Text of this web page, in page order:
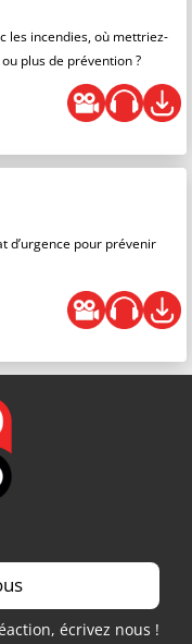
les incendies, où mettriez-
plus de prévention ?
d’urgence pour prévenir
écrivez nous !